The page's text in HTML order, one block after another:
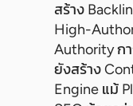
สร้าง
High-
Authority ก
ยังสร้าง
Engine แม้